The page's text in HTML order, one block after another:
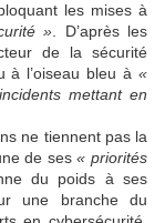
les mises à
» . D’après les
de la sécurité
à l’oiseau bleu à «
mettant en
ne tiennent pas la
de ses« priorités
du poids à ses
une branche du